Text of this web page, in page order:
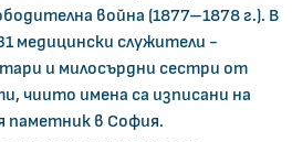
война (1877–1878 г.). В
медицински служители -
и милосърдни сестри от
чиито имена са изписани на
паметник в София.